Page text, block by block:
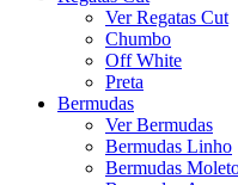
Ver Regatas Cut
Chumbo
Off White
Preta
Bermudas
Ver Bermudas
Bermudas Linho
Bermudas